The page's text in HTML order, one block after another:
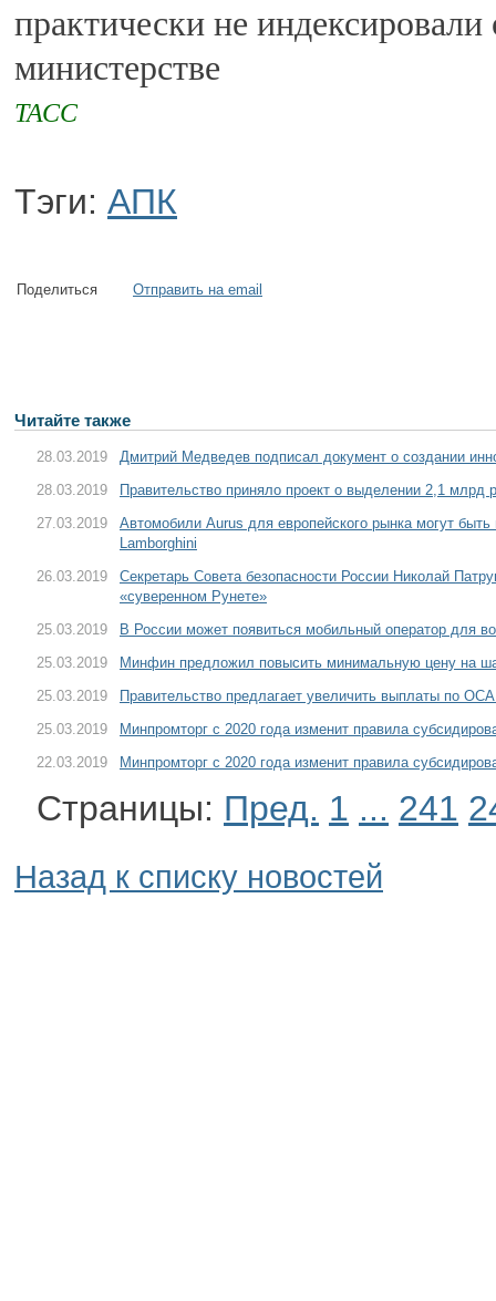
практически не
министерстве
ТАСС
Тэги: АПК
Поделиться Отправить на email
Читайте также
28.03.2019
Дмитрий Медведев подписал документ о создании
28.03.2019
Правительство приняло проект о выделении 2,1 млрд
27.03.2019
Автомобили Aurus для европейского рынка могут
Lamborghini
26.03.2019
Секретарь Совета безопасности России Николай
«суверенном Рунете»
25.03.2019
В России может появиться мобильный оператор для
25.03.2019
Минфин предложил повысить минимальную цену на
25.03.2019
Правительство предлагает увеличить выплаты по
25.03.2019
Минпромторг с 2020 года изменит правила
22.03.2019
Минпромторг с 2020 года изменит правила
Страницы: Пред. 1 ... 241
Назад к списку новостей